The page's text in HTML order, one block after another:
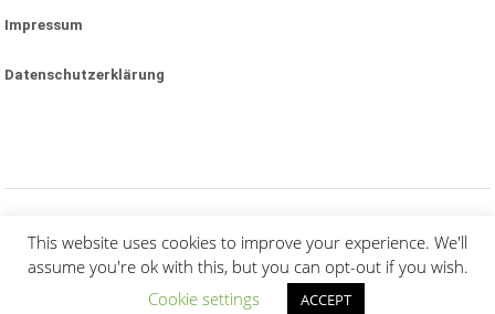
Impressum
Datenschutzerklärung
This website uses cookies to improve your experience. We'll
assume you're ok with this, but you can opt-out if you wish.
Cookie settings
ACCEPT